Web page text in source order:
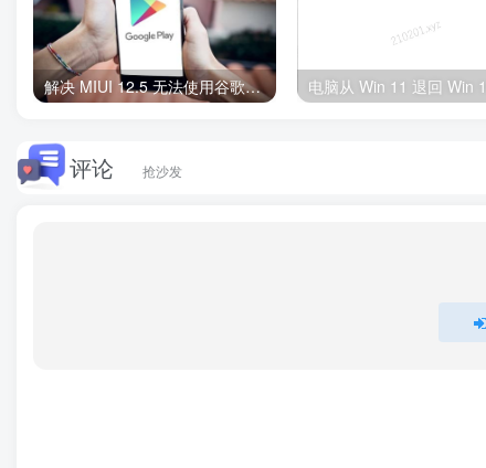
解决 MIUI 12.5 无法使用谷歌服务框架应用商店套件 Google Play Store 闪退的问题（小米8手机亲测成功）
评论 抢沙发